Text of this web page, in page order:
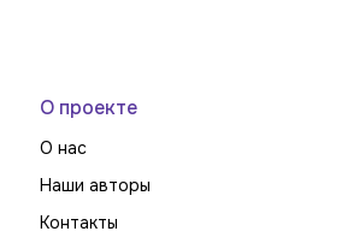
О проекте
О нас
Наши авторы
Контакты